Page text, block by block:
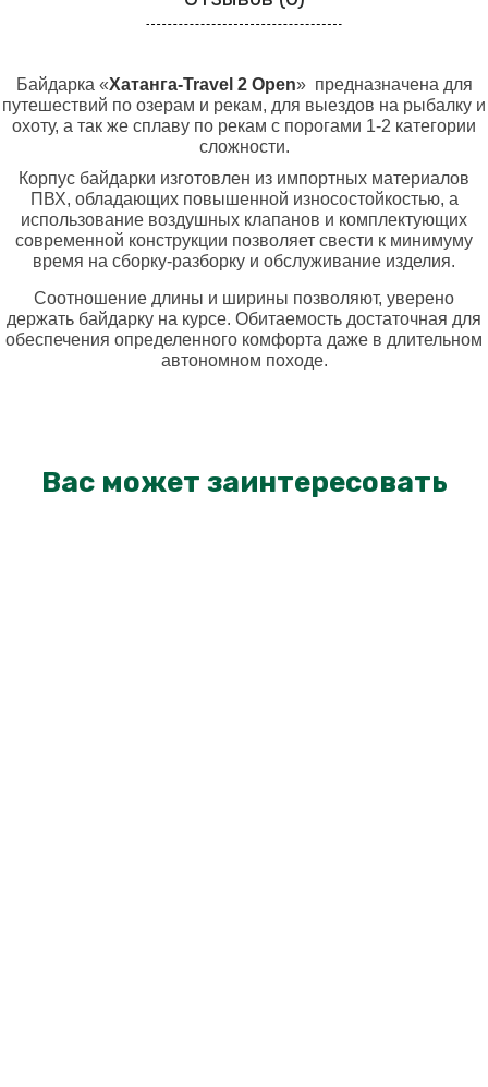
Байдарка «Хатанга-Travel 2 Open» предназначена для
путешествий по озерам и рекам, для выездов на рыбалку и
охоту, а так же сплаву по рекам с порогами 1-2 категории
сложности.
Корпус байдарки изготовлен из импортных материалов
ПВХ, обладающих повышенной износостойкостью, а
использование воздушных клапанов и комплектующих
современной конструкции позволяет свести к минимуму
время на сборку-разборку и обслуживание изделия.
Соотношение длины и ширины позволяют, уверено
держать байдарку на курсе. Обитаемость достаточная для
обеспечения определенного комфорта даже в длительном
автономном походе.
Вас может заинтересовать